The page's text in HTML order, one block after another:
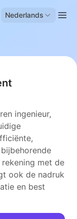
Nederlands
ingenieur,
met de
ook de nadruk
en best